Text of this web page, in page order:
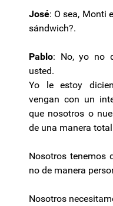
José: O sea, Monti
sándwich?.
Pablo: No, yo no
usted.
Yo le estoy
vengan con un
que nosotros o
de una manera
Nosotros tenemos
no de manera
Nosotros